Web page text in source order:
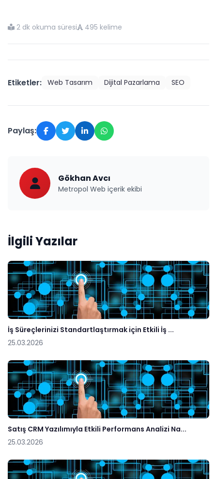
2 dk okuma süresi 495 kelime
Etiketler: Web Tasarım Dijital Pazarlama SEO
Paylaş:
Gökhan Avcı
Metropol Web içerik ekibi
İlgili Yazılar
İş Süreçlerinizi Standartlaştırmak için Etkili İş ...
25.03.2026
Satış CRM Yazılımıyla Etkili Performans Analizi Na...
25.03.2026